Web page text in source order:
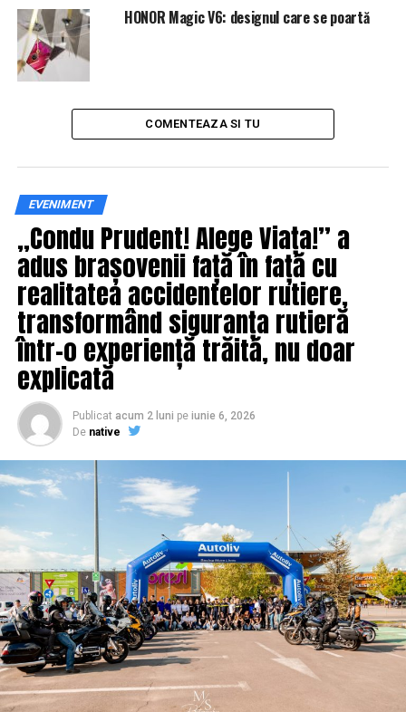
HONOR Magic V6: designul care se poartă
COMENTEAZA SI TU
EVENIMENT
„Condu Prudent! Alege Viața!” a
adus brașovenii față în față cu
realitatea accidentelor rutiere,
transformând siguranța rutieră
într-o experiență trăită, nu doar
explicată
Publicat acum 2 luni pe iunie 6, 2026
De native